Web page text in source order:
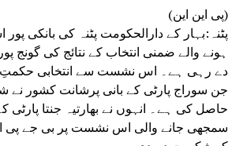
(پی این این)
پٹنہ:بہار کے دارالحکومت پٹنہ کی بانکی
ہونے والے ضمنی انتخاب کے نتائج کی گونج
دے رہی ہے۔ اس نشست سے انتخابی حکمتِ
جن سوراج پارٹی کے بانی پرشانت کشور نے
حاصل کی ہے۔ انہوں نے بھارتیہ جنتا
سمجھی جانے والی اس نشست پر بی جے پی